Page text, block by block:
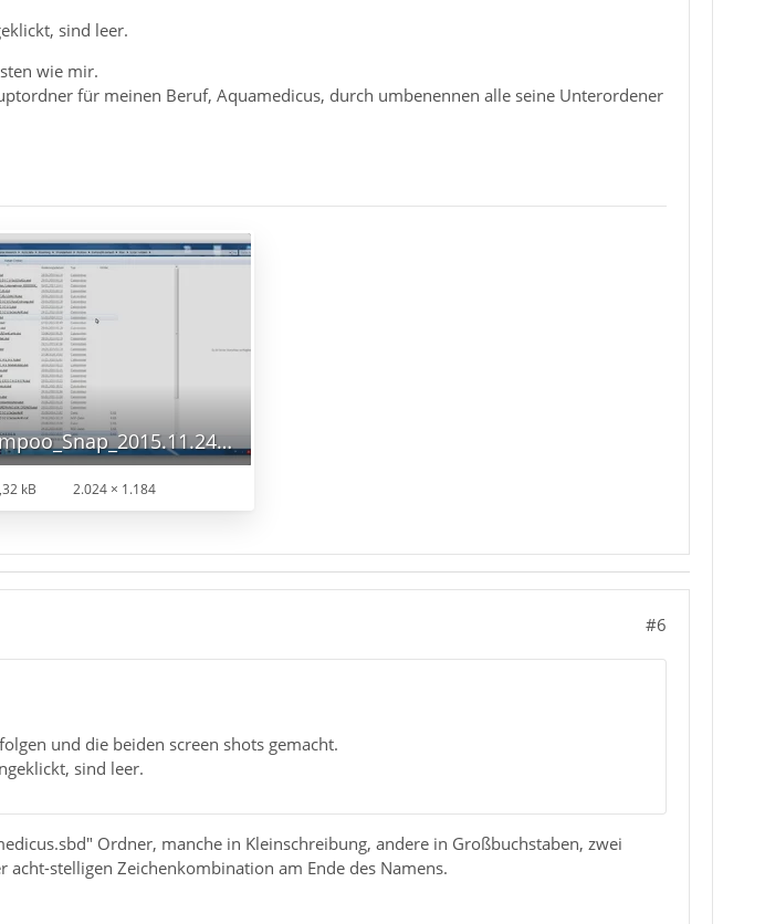
sind leer.
wie mir.
für meinen Beruf, Aquamedicus, durch umbenennen alle seine Unterordener
Ashampoo_Snap_2015.11.24_19h34m00s_001_.jpg
kB 2.024 × 1.184
#6
und die beiden screen shots gemacht.
sind leer.
Ordner, manche in Kleinschreibung, andere in Großbuchstaben, zwei
stelligen Zeichenkombination am Ende des Namens.